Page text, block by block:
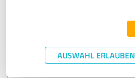
AUSWAHL ERLAUBEN
GUT